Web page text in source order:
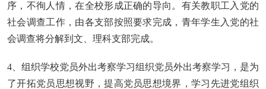
序，不徇人情，在全校形成正确的导向。有关教职工入党的
社会调查工作，由各支部按照要求完成，青年学生入党的社
会调查将分解到文、理科支部完成。
4、组织学校党员外出考察学习组织党员外出考察学习，是为
了开拓党员思想视野，提高党员思想境界，学习先进党组织